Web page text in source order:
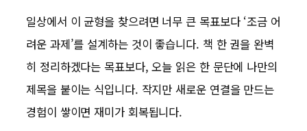
일상에서 이 균형을 찾으려면 너무 큰 목표보다 ‘조금 어
려운 과제’를 설계하는 것이 좋습니다. 책 한 권을 완벽
히 정리하겠다는 목표보다, 오늘 읽은 한 문단에 나만의
제목을 붙이는 식입니다. 작지만 새로운 연결을 만드는
경험이 쌓이면 재미가 회복됩니다.